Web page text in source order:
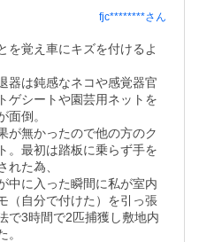
fjc********さん
を覚え車にキズを付けるよ
器は鈍感なネコや感覚器官
ゲシートや園芸用ネットを
面倒。
が無かったので他の方のク
。最初は踏板に乗らず手を
れた為、
中に入った瞬間に私が室内
（自分で付けた）を引っ張
で3時間で2匹捕獲し敷地内